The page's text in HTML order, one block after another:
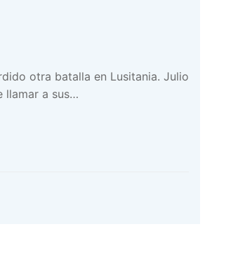
otra batalla en Lusitania. Julio
llamar a sus…